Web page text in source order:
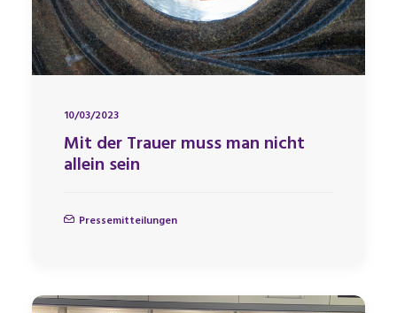
10/03/2023
Mit der Trauer muss man nicht
allein sein
Pressemitteilungen